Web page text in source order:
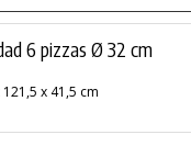
6 pizzas Ø 32 cm
x 41,5 cm